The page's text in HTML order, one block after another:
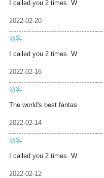
I called you 2 times. W
2022-02-20
游客
I called you 2 times. W
2022-02-16
游客
The world's best fantas
2022-02-14
游客
I called you 2 times. W
2022-02-12